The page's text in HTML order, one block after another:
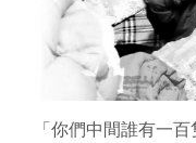
「你們中間誰有一